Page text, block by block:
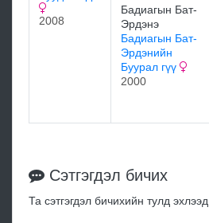
2008
Бадиагын Бат-
Эрдэнэ
Бадиагын Бат-
Эрдэнийн
Буурал гүү
2000
Сэтгэгдэл бичих
Та сэтгэгдэл бичихийн тулд эхлээд